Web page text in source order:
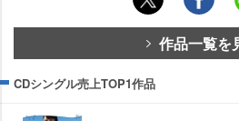
作品一覧を
CDシングル売上TOP1作品